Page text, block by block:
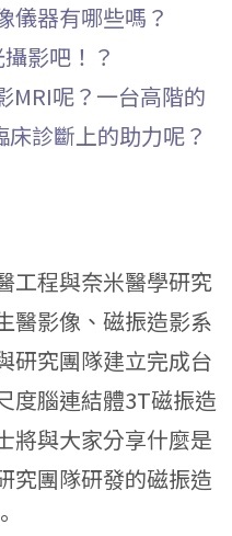
儀器有哪些嗎？
影吧！？
呢？一台高階的
診斷上的助力呢？
工程與奈米醫學研究
醫影像、磁振造影系
研究團隊建立完成台
度腦連結體3T磁振造
將與大家分享什麼是
究團隊研發的磁振造